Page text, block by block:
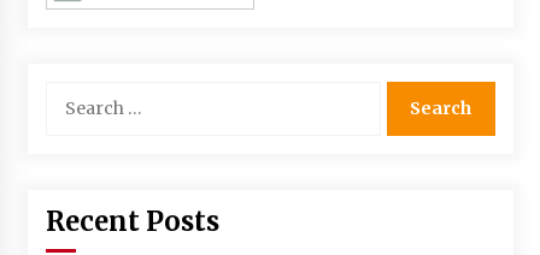
for:
Recent Posts